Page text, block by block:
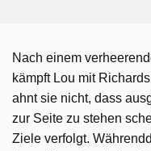
Nach einem
kämpft Lou mit
ahnt sie nicht, dass
zur Seite zu stehen
Ziele verfolgt.